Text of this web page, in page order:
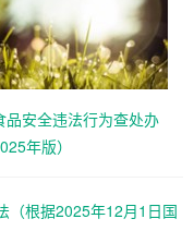
品安全违法行为查处办
年版）
（根据2025年12月1日国